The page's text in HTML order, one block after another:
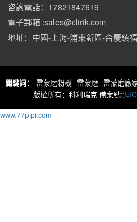
咨詢電話：17821847619
電子郵箱 :sales@clirik.com
地址：中國-上海-浦東新區-合慶鎮
關鍵詞： 雷蒙磨粉機 雷蒙磨 雷蒙磨廠
版權所有：科利瑞克 備案號:滬
www.77pipi.com